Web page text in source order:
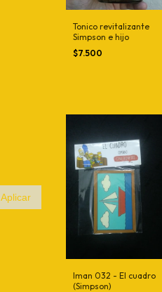
Aplicar
Tonico revitalizante
Simpson e hijo
$7.500
Iman 032 - El cuadro
(Simpson)